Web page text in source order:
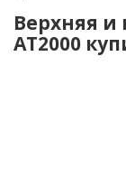
Верхняя и
AT2000